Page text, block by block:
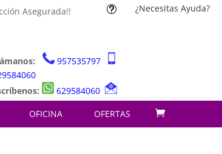
Asegurada!! t ¿Necesitas Ayuda?
957535797
629584060
OFICINA OFERTAS